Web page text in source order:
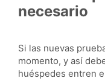
necesario
Si las nuevas
momento, y así
huéspedes entren